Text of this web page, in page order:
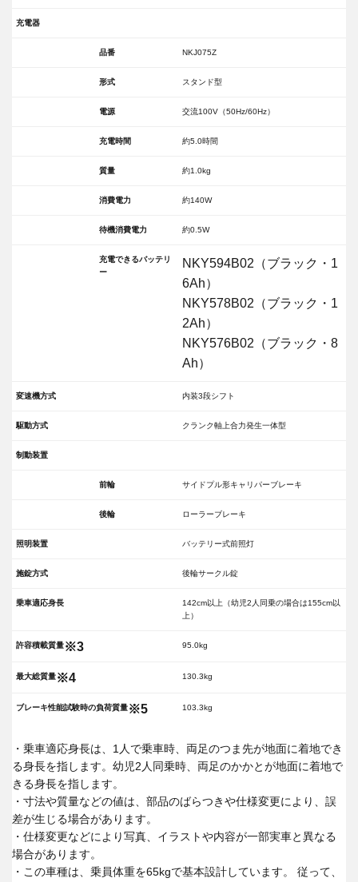
充電器
品番 NKJ075Z
形式 スタンド型
電源 交流100V（50Hz/60Hz）
充電時間 約5.0時間
質量 約1.0kg
消費電力 約140W
待機消費電力 約0.5W
充電できるバッテリ
ー
NKY594B02（ブラック・1
6Ah）
NKY578B02（ブラック・1
2Ah）
NKY576B02（ブラック・8
Ah）
変速機方式 内装3段シフト
駆動方式 クランク軸上合力発生一体型
制動装置
前輪 サイドプル形キャリパーブレーキ
後輪 ローラーブレーキ
照明装置 バッテリー式前照灯
施錠方式 後輪サークル錠
乗車適応身長
142cm以上（幼児2人同乗の場合は155cm以
上）
許容積載質量※3 95.0kg
最大総質量※4 130.3kg
ブレーキ性能試験時の負荷質量※5 103.3kg
・乗車適応身長は、1人で乗車時、両足のつま先が地面に着地でき
る身長を指します。幼児2人同乗時、両足のかかとが地面に着地で
きる身長を指します。
・寸法や質量などの値は、部品のばらつきや仕様変更により、誤
差が生じる場合があります。
・仕様変更などにより写真、イラストや内容が一部実車と異なる
場合があります。
・この車種は、乗員体重を65kgで基本設計しています。 従って、